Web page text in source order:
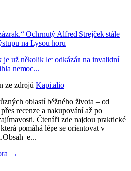
Ochrnutý Alfred Strejček stále
na Lysou horu
je už několik let odkázán na invalidní
nemoc...
ze zdrojů Kapitalio
oblastí běžného života – od
recenze a nakupování až po
Čtenáři zde najdou praktické
pomáhá lépe se orientovat v
je...
→